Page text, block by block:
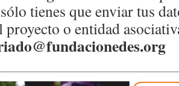
tienes que enviar tus
proyecto o entidad